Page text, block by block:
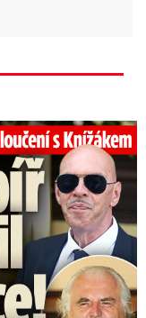
Pospíšil s Medou